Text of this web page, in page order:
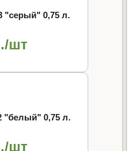
"cерый" 0,75 л.
шт
"белый" 0,75 л.
шт